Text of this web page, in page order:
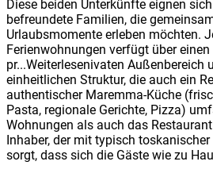
Diese beiden Unterkünfte eignen
befreundete Familien, die
Urlaubsmomente erleben möchten.
Ferienwohnungen verfügt über einen
pr...Weiterlesenivaten Außenbereich
einheitlichen Struktur, die auch ein
authentischer Maremma-Küche
Pasta, regionale Gerichte, Pizza)
Wohnungen als auch das
Inhaber, der mit typisch
sorgt, dass sich die Gäste wie zu